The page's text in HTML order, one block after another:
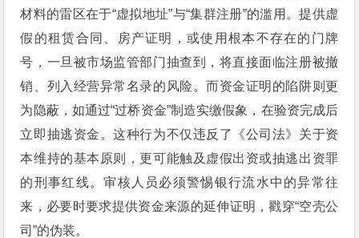
材料的雷区在于“虚拟地址”与“集群注册”的滥用。提供虚
假的租赁合同、房产证明，或使用根本不存在的门牌
号，一旦被市场监管部门抽查到，将直接面临注册被撤
销、列入经营异常名录的风险。而资金证明的陷阱则更
为隐蔽，如通过“过桥资金”制造实缴假象，在验资完成后
立即抽逃资金。这种行为不仅违反了《公司法》关于资
本维持的基本原则，更可能触及虚假出资或抽逃出资罪
的刑事红线。审核人员必须警惕银行流水中的异常往
来，必要时要求提供资金来源的延伸证明，戳穿“空壳公
司”的伪装。